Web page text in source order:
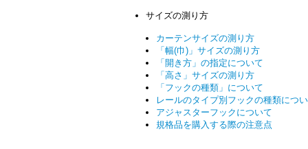
サイズの測り方
カーテンサイズの測り方
「幅(巾)」サイズの測り方
「開き方」の指定について
「高さ」サイズの測り方
「フックの種類」について
レールのタイプ別フックの種類につ
アジャスターフックについて
規格品を購入する際の注意点